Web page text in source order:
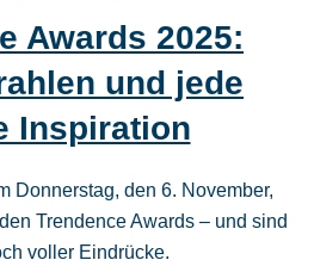
Awards 2025:
und jede
Inspiration
Donnerstag, den 6. November,
Trendence Awards – und sind
voller Eindrücke.